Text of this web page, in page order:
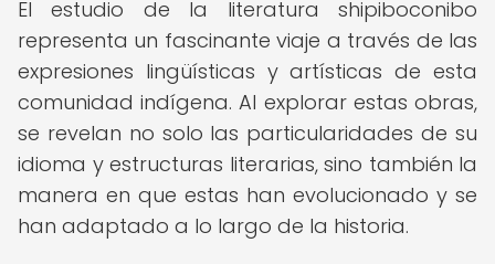
El estudio de la literatura shipiboconibo
representa un fascinante viaje a través de las
expresiones lingüísticas y artísticas de esta
comunidad indígena. Al explorar estas obras,
se revelan no solo las particularidades de su
idioma y estructuras literarias, sino también la
manera en que estas han evolucionado y se
han adaptado a lo largo de la historia.